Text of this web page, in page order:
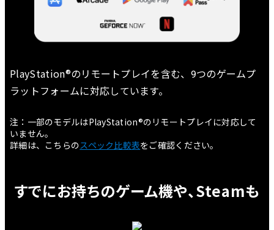
PlayStation®のリモートプレイを含む、9つのゲームプ
ラットフォームに対応しています。
注：一部のモデルはPlayStation®のリモートプレイに対応して
いません。
詳細は、こちらのスペック比較表をご確認ください。
すでにお持ちのゲーム機や、Steamも